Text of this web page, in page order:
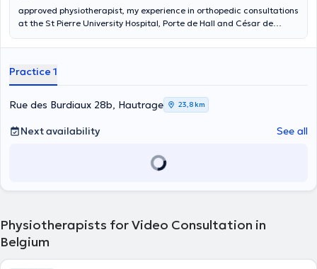
approved physiotherapist, my experience in orthopedic consultations
at the St Pierre University Hospital, Porte de Hall and César de
whatever their location. Trained in treatment with hooking,
herniated discs, I continue to train in osteopathy (3rd year) and have
just graduated in acupuncture at ESCofTCM. I am currently a
referent for post-operative care in St Pierre and my experience at
the SHOCX combat sports sports club allows me to have a good
knowledge of sports injuries and post-operative follow-ups.
Practice 1
Rue des Burdiaux 28b, Hautrage 23,8 km
Next availability See all
Physiotherapists for Video Consultation in
Belgium